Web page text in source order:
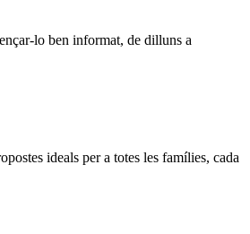
lo ben informat, de dilluns a
ideals per a totes les famílies, cada